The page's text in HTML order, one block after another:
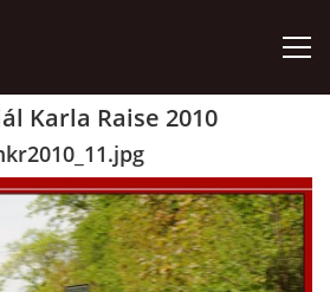
Karla Raise 2010